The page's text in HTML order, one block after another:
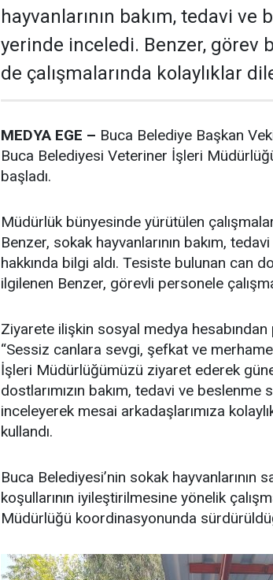
hayvanlarının bakım, tedavi
yerinde inceledi. Benzer, görev
de çalışmalarında kolaylıklar
MEDYA EGE – Buca Belediye Başkan
Buca Belediyesi Veteriner İşleri
başladı.
Müdürlük bünyesinde yürütülen
Benzer, sokak hayvanlarının bakım,
hakkında bilgi aldı. Tesiste bulunan can
ilgilenen Benzer, görevli personele
Ziyarete ilişkin sosyal medya hesabından
“Sessiz canlara sevgi, şefkat ve
İşleri Müdürlüğümüzü ziyaret ederek
dostlarımızın bakım, tedavi ve
inceleyerek mesai arkadaşlarımıza
kullandı.
Buca Belediyesi’nin sokak hayvanlarının
koşullarının iyileştirilmesine yönelik
Müdürlüğü koordinasyonunda